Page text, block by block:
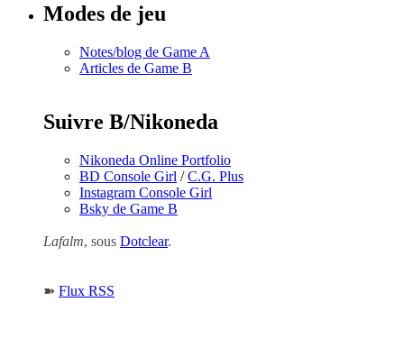
Modes de jeu
Notes/blog de Game A
Articles de Game B
Suivre B/Nikoneda
Nikoneda Online Portfolio
BD Console Girl /C.G. Plus
Instagram Console Girl
Bsky de Game B
Lafalm, sous Dotclear.
➽ Flux RSS